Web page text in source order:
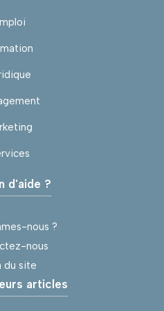
d'aide ?
nous ?
nous
du site
articles